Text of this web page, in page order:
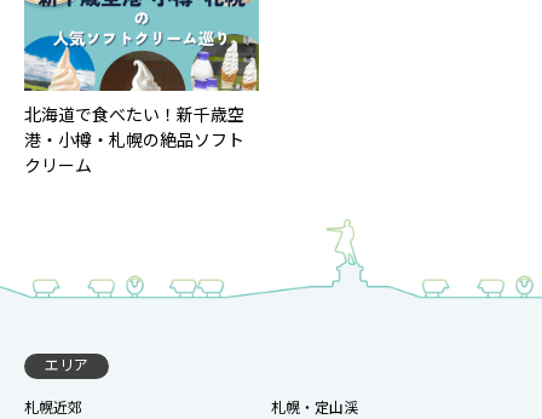
北海道で食べたい！新千歳空
港・小樽・札幌の絶品ソフト
クリーム
エリア
札幌近郊
札幌・定山渓